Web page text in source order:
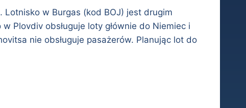
Lotnisko w Burgas (kod BOJ) jest drugim
Plovdiv obsługuje loty głównie do Niemiec i
nie obsługuje pasażerów. Planując lot do